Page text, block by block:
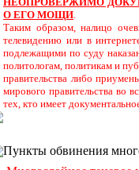
О ЕГО МОЩИ.
Таким образом, налицо
телевидению или в
подлежащими по суду
политологам, политикам и
правительства либо
мирового правительства во
тех, кто имеет
Пункты обвинения